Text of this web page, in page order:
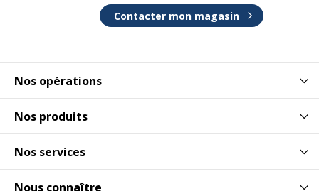
Nos opérations
Nos produits
Nos services
Nous connaître
Contacter mon magasin